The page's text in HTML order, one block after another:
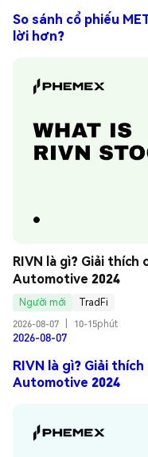
So sánh cổ phiếu
lời hơn?
RIVN là gì? Giải
Automotive 2024
Người mới
TradFi
2026-08-07
10-15phút
2026-08-07
RIVN là gì? Giải
Automotive 2024